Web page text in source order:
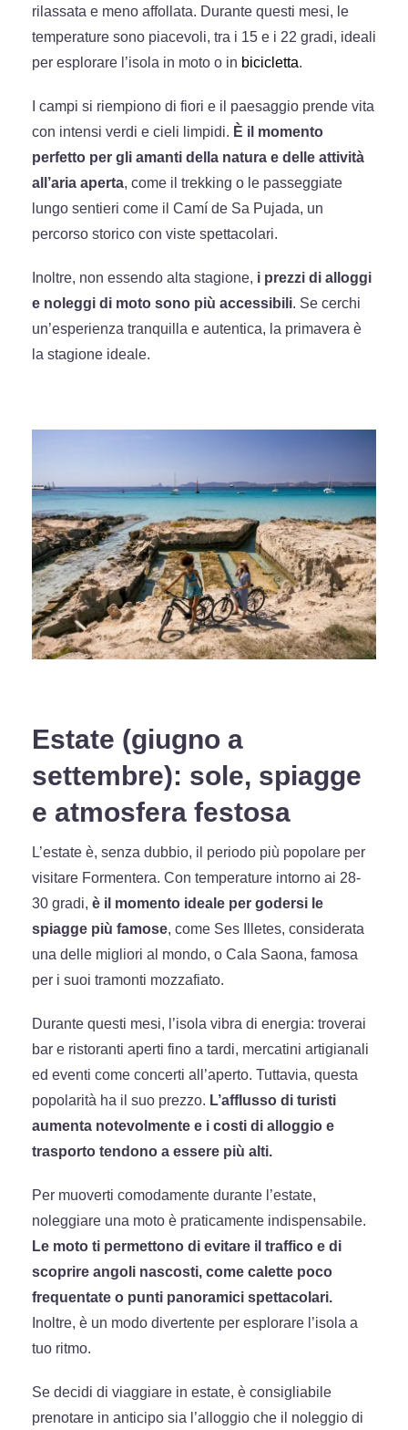
rilassata e meno affollata. Durante questi mesi, le
temperature sono piacevoli, tra i 15 e i 22 gradi, ideali
per esplorare l’isola in moto o in bicicletta.
I campi si riempiono di fiori e il paesaggio prende vita
con intensi verdi e cieli limpidi. È il momento
perfetto per gli amanti della natura e delle attività
all’aria aperta, come il trekking o le passeggiate
lungo sentieri come il Camí de Sa Pujada, un
percorso storico con viste spettacolari.
Inoltre, non essendo alta stagione, i prezzi di alloggi
e noleggi di moto sono più accessibili. Se cerchi
un’esperienza tranquilla e autentica, la primavera è
la stagione ideale.
Estate (giugno a
settembre): sole, spiagge
e atmosfera festosa
L’estate è, senza dubbio, il periodo più popolare per
visitare Formentera. Con temperature intorno ai 28-
30 gradi, è il momento ideale per godersi le
spiagge più famose, come Ses Illetes, considerata
una delle migliori al mondo, o Cala Saona, famosa
per i suoi tramonti mozzafiato.
Durante questi mesi, l’isola vibra di energia: troverai
bar e ristoranti aperti fino a tardi, mercatini artigianali
ed eventi come concerti all’aperto. Tuttavia, questa
popolarità ha il suo prezzo. L’afflusso di turisti
aumenta notevolmente e i costi di alloggio e
trasporto tendono a essere più alti.
Per muoverti comodamente durante l’estate,
noleggiare una moto è praticamente indispensabile.
Le moto ti permettono di evitare il traffico e di
scoprire angoli nascosti, come calette poco
frequentate o punti panoramici spettacolari.
Inoltre, è un modo divertente per esplorare l’isola a
tuo ritmo.
Se decidi di viaggiare in estate, è consigliabile
prenotare in anticipo sia l’alloggio che il noleggio di